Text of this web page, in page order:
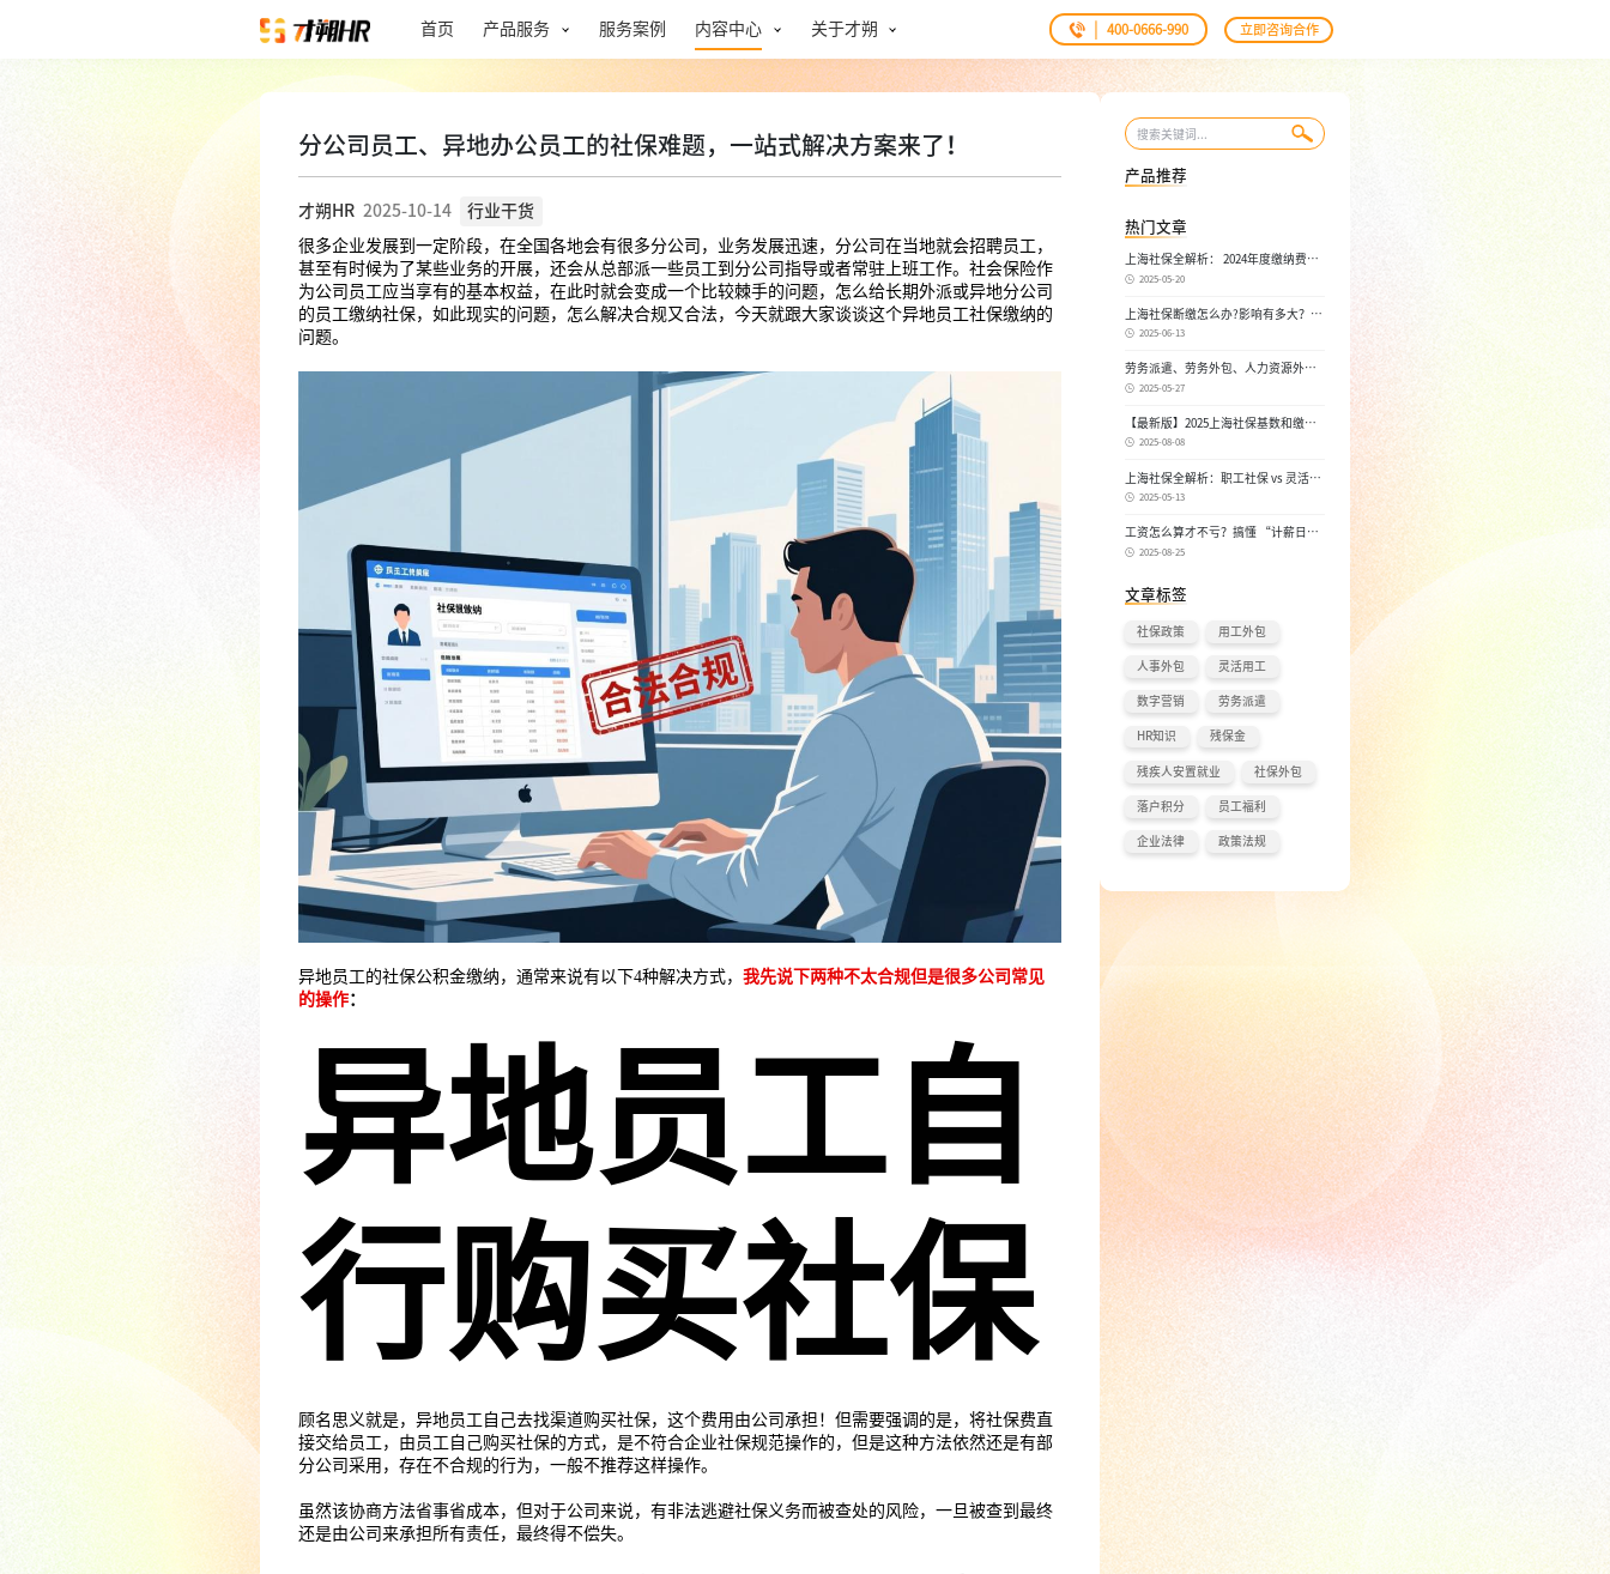
首页 产品服务 服务案例 内容中心 关于才朔 400-0666-990 立即咨询合作
分公司员工、异地办公员工的社保难题，一站式解决方案来了！
才朔HR 2025-10-14 行业干货
很多企业发展到一定阶段，在全国各地会有很多分公司，业务发展迅速，分公司在当地就会招聘员工，
甚至有时候为了某些业务的开展，还会从总部派一些员工到分公司指导或者常驻上班工作。社会保险作
为公司员工应当享有的基本权益，在此时就会变成一个比较棘手的问题，怎么给长期外派或异地分公司
的员工缴纳社保，如此现实的问题，怎么解决合规又合法，今天就跟大家谈谈这个异地员工社保缴纳的
问题。
异地员工的社保公积金缴纳，通常来说有以下4种解决方式，我先说下两种不太合规但是很多公司常见
的操作：
异地员工自
行购买社保
顾名思义就是，异地员工自己去找渠道购买社保，这个费用由公司承担！但需要强调的是，将社保费直
接交给员工，由员工自己购买社保的方式，是不符合企业社保规范操作的，但是这种方法依然还是有部
分公司采用，存在不合规的行为，一般不推荐这样操作。
虽然该协商方法省事省成本，但对于公司来说，有非法逃避社保义务而被查处的风险，一旦被查到最终
还是由公司来承担所有责任，最终得不偿失。
产品推荐
热门文章
上海社保全解析： 2024年度缴纳费
用，不同人群，全面对比！
2025-05-20
上海社保断缴怎么办?影响有多大？自
己如何续缴社保呢
2025-06-13
劳务派遣、劳务外包、人力资源外
包：三者区别， 一文读懂
2025-05-27
【最新版】2025上海社保基数和缴费
比例，一文读懂是怎么算的
2025-08-08
上海社保全解析：职工社保 vs 灵活就
业社保，区别在哪？一次讲清楚！
2025-05-13
工资怎么算才不亏？搞懂 “计薪日”
和 “实际工作日”，少扣钱多拿钱！
2025-08-25
文章标签
社保政策 用工外包
人事外包 灵活用工
数字营销 劳务派遣
HR知识 残保金
残疾人安置就业 社保外包
落户积分 员工福利
企业法律 政策法规